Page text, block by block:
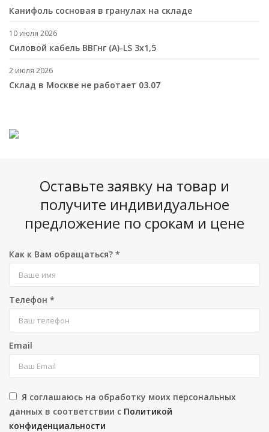
Канифоль сосновая в гранулах на складе
10 июля 2026
Cиловой кабель ВВГнг (A)-LS 3х1,5
2 июля 2026
Склад в Москве не работает 03.07
Оставьте заявку на товар и
получите индивидуальное
предложение по срокам и цене
Как к Вам обращаться? *
Телефон *
Email
Я соглашаюсь на обработку моих персональных
данных в соответствии с Политикой
конфиденциальности